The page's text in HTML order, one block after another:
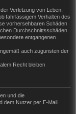
Verletzung von Leben,
fahrlässigem Verhalten des
vorhersehbaren Schäden
Durchschnittsschäden
entgangenen
auch zugunsten der
Recht bleiben
und die
dem Nutzer per E-Mail